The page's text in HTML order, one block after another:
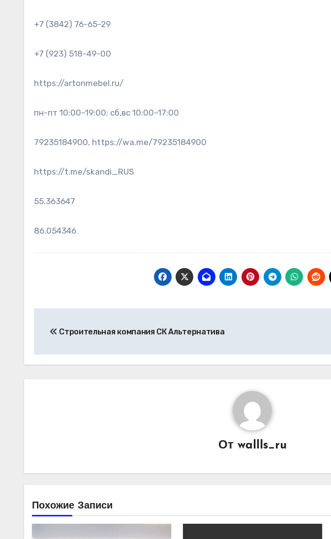
+7 (3842) 76-65-29
+7 (923) 518-49-00
https://artonmebel.ru/
пн-пт 10:00–19:00; сб,вс 10:00–17:00
79235184900, https://wa.me/79235184900
https://t.me/skandi_RUS
55.363647
86.054346
по
записям
Строительная компания СК Альтернатива
От wallls_ru
Похожие Записи